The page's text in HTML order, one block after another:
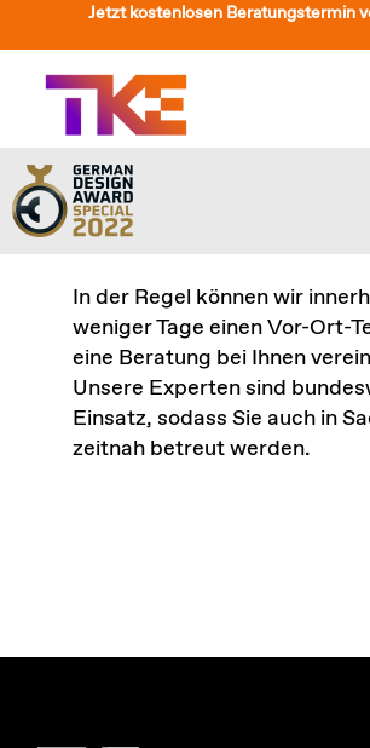
Inhalt
springen
Jetzt kostenlosen Beratungstermin
Treppenlift
Preise
Service
Treppenliftberatung
Über Uns & Kontakt
Suche
In der Regel können wir
weniger Tage einen Vor-Ort-
eine Beratung bei Ihnen
Unsere Experten sind
Einsatz, sodass Sie auch in
zeitnah betreut werden.